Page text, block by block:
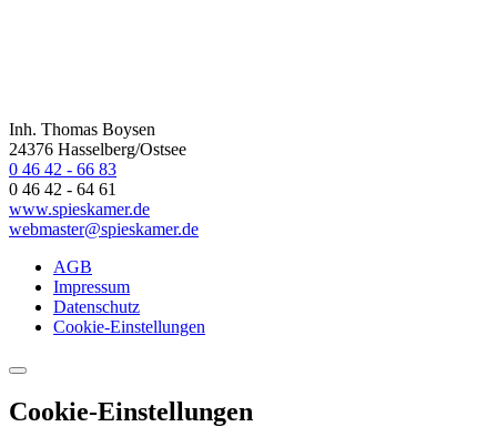
Inh. Thomas Boysen
24376 Hasselberg/Ostsee
0 46 42 - 66 83
0 46 42 - 64 61
www.spieskamer.de
webmaster@spieskamer.de
AGB
Impressum
Datenschutz
Cookie-Einstellungen
Cookie-Einstellungen